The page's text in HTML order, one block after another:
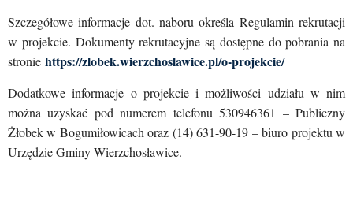
Szczegółowe informacje dot. naboru określa Regulamin rekrutacji
w projekcie. Dokumenty rekrutacyjne są dostępne do pobrania na
stronie https://zlobek.wierzchoslawice.pl/o-projekcie/
Dodatkowe informacje o projekcie i możliwości udziału w nim
można uzyskać pod numerem telefonu 530946361 – Publiczny
Żłobek w Bogumiłowicach oraz (14) 631-90-19 – biuro projektu w
Urzędzie Gminy Wierzchosławice.